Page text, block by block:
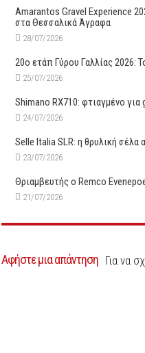
Amarantos Gravel Experience
στα Θεσσαλικά Άγραφα
28/07/2026
20ο ετάπ Γύρου Γαλλίας 2026:
25/07/2026
Shimano RX710: φτιαγμένο για
24/07/2026
Selle Italia SLR: η θρυλική
23/07/2026
Θριαμβευτής ο Remco
21/07/2026
Αφήστε μια απάντηση Για να